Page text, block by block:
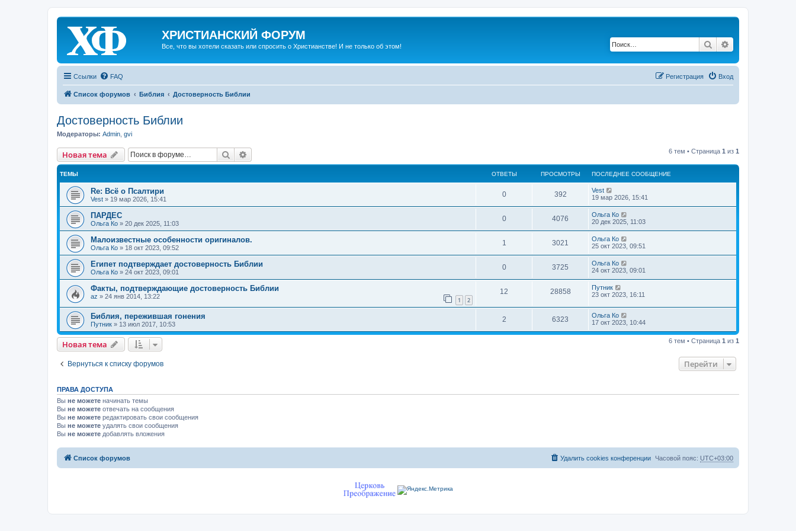
ХРИСТИАНСКИЙ ФОРУМ
Все, что вы хотели сказать или спросить о Христианстве! И не только об этом! Поиск
Ссылки FAQ Вход
Регистрация
Список форумов Библия Достоверность Библии
Достоверность Библии
Модераторы: Admin gvi
Новаятема Поиск 6 тем • Страница 1 из 1
ТЕМЫ ОТВЕТЫ ПРОСМОТРЫ ПОСЛЕДНЕЕ СООБЩЕНИЕ
Re: Всё о Псалтири
Vest » 19 мар 2026, 15:41
0 392
Vest
19 мар 2026, 15:41
ПАРДЕС
Ольга Ко » 20 дек 2025, 11:03
0 4076
Ольга Ко
20 дек 2025, 11:03
Малоизвестные особенности оригиналов.
Ольга Ко » 18 окт 2023, 09:52
1 3021
Ольга Ко
25 окт 2023, 09:51
Египет подтверждает достоверность Библии
Ольга Ко » 24 окт 2023, 09:01
0 3725
Ольга Ко
24 окт 2023, 09:01
Факты, подтверждающие достоверность Библии
az » 24 янв 2014, 13:22 1 2
12 28858
Путник
23 окт 2023, 16:11
Библия, пережившая гонения
Путник » 13 июл 2017, 10:53
2 6323
Ольга Ко
17 окт 2023, 10:44
Новаятема 6 тем • Страница 1 из 1
Вернуться к списку форумов Перейти
ПРАВА ДОСТУПА
Вы не можете начинать темы
Вы не можете отвечать на сообщения
Вы не можете редактировать свои сообщения
Вы не можете удалять свои сообщения
Вы не можете добавлять вложения
Список форумов Часовой пояс: UTC+03:00
Удалить cookies конференции